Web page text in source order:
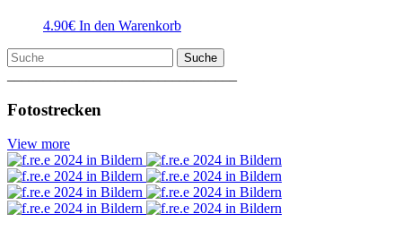
4.90€ In den Warenkorb
Suche
Fotostrecken
View more